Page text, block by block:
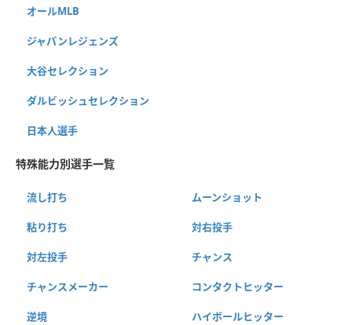
オールMLB
ジャパンレジェンズ
大谷セレクション
ダルビッシュセレクション
日本人選手
特殊能力別選手一覧
流し打ち ムーンショット
粘り打ち 対右投手
対左投手 チャンス
チャンスメーカー コンタクトヒッター
逆境 ハイボールヒッター